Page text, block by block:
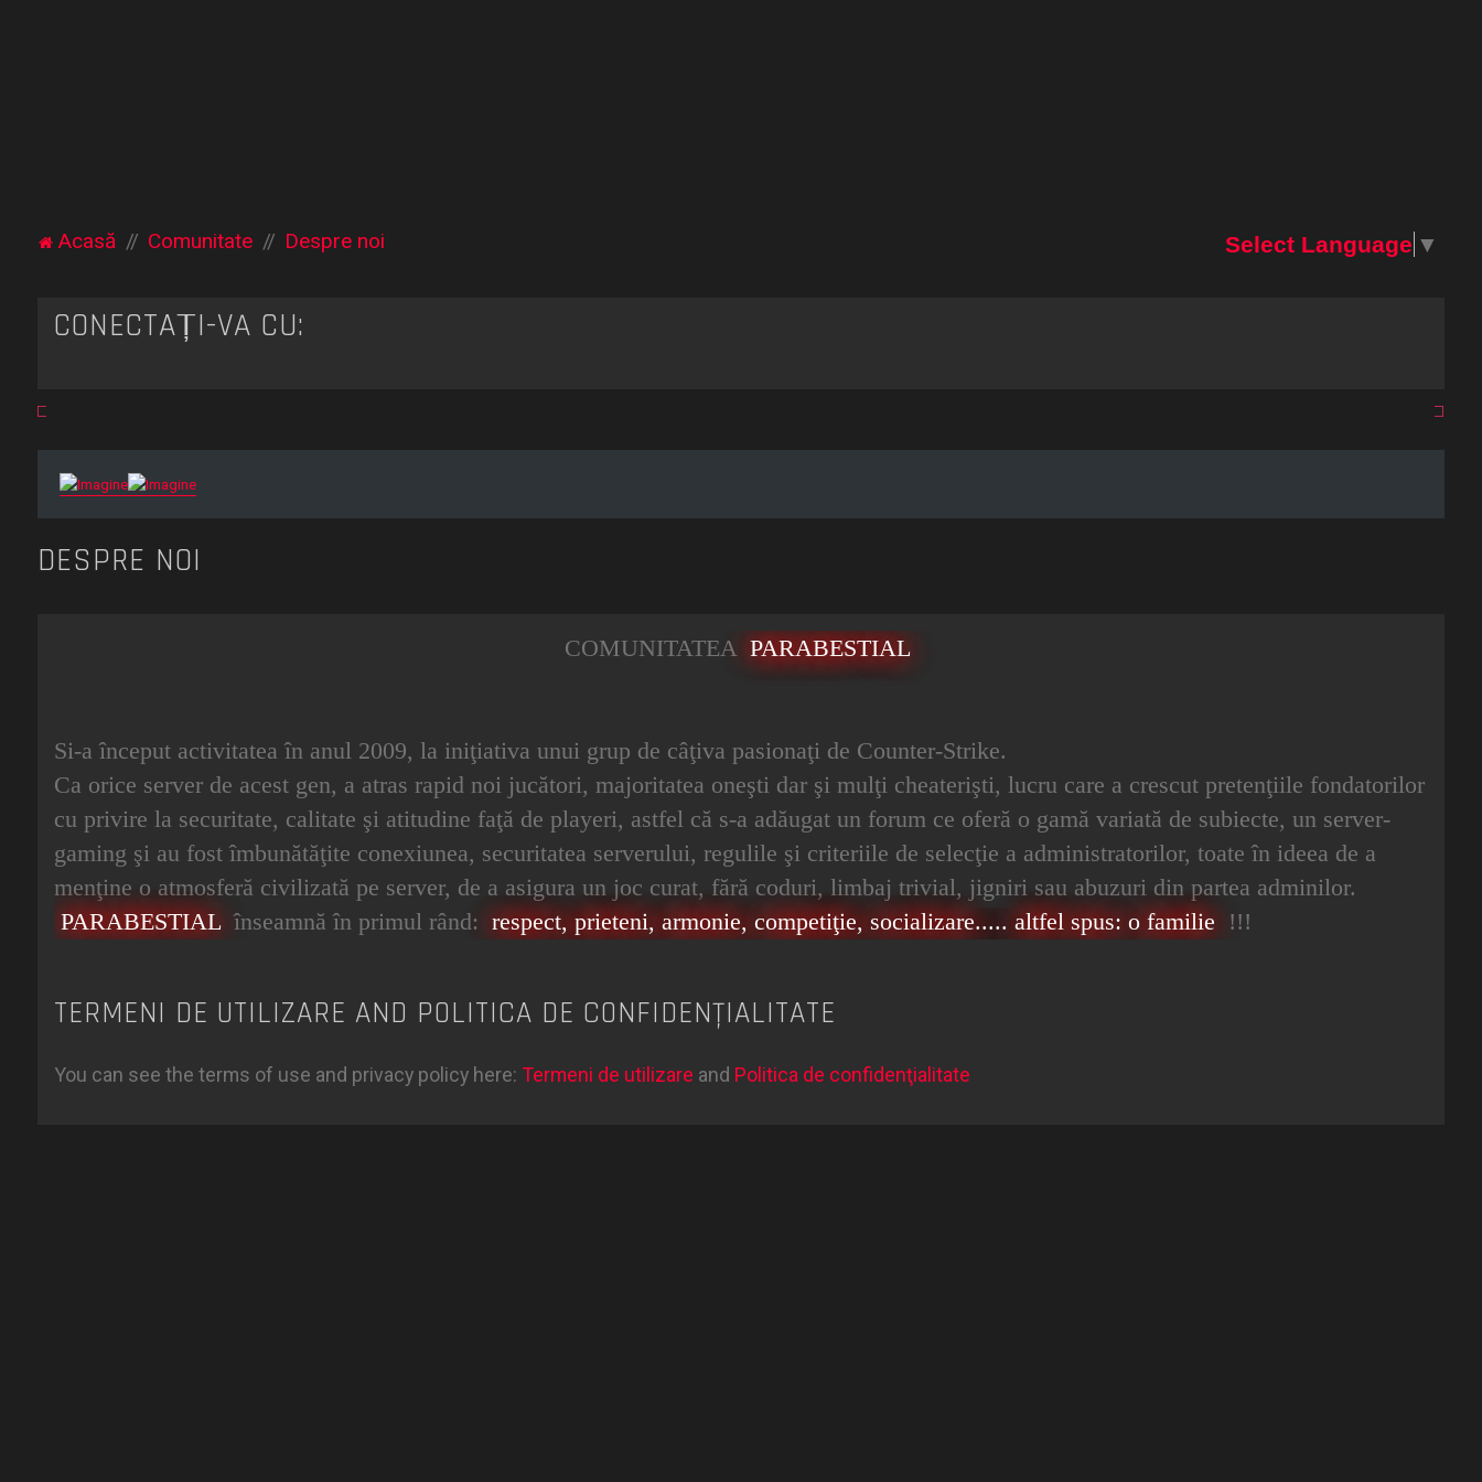
Acasă Comunitate Despre noi Select Language ▼
CONECTAȚI-VĂ CU:
DESPRE NOI
COMUNITATEA PARABESTIAL
Si-a început activitatea în anul 2009, la iniţiativa unui grup de câţiva pasionaţi de Counter-Strike.
Ca orice server de acest gen, a atras rapid noi jucători, majoritatea oneşti dar şi mulţi cheaterişti, lucru care a crescut pretenţiile fondatorilor
cu privire la securitate, calitate şi atitudine faţă de playeri, astfel că s-a adăugat un forum ce oferă o gamă variată de subiecte, un server-
gaming şi au fost îmbunătăţite conexiunea, securitatea serverului, regulile şi criteriile de selecţie a administratorilor, toate în ideea de a
menţine o atmosferă civilizată pe server, de a asigura un joc curat, fără coduri, limbaj trivial, jigniri sau abuzuri din partea adminilor.
PARABESTIAL înseamnă în primul rând: respect, prieteni, armonie, competiţie, socializare..... altfel spus: o familie !!!
TERMENI DE UTILIZARE AND POLITICA DE CONFIDENŢIALITATE
You can see the terms of use and privacy policy here: Termeni de utilizare and Politica de confidenţialitate